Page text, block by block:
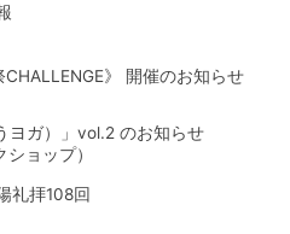
》 開催のお知らせ
ヨガ）」vol.2 のお知らせ
ョップ）
礼拝108回